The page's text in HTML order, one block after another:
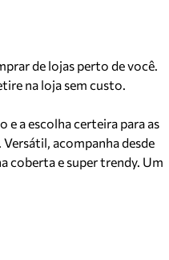
de lojas perto de você.
na loja sem custo.
e a escolha certeira para as
Versátil, acompanha desde
coberta e super trendy. Um